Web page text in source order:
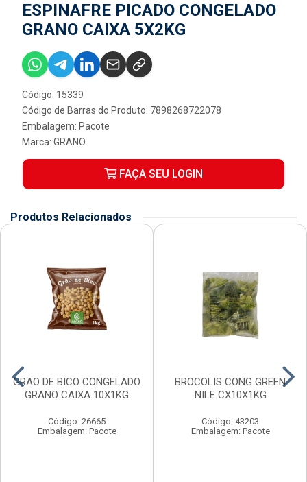
ESPINAFRE PICADO CONGELADO
GRANO CAIXA 5X2KG
Código: 15339
Código de Barras do Produto: 7898268722078
Embalagem: Pacote
Marca: GRANO
FAÇA SEU LOGIN
Produtos Relacionados
GRAO DE BICO CONGELADO
GRANO CAIXA 10X1KG
Código: 26665
Embalagem: Pacote
BROCOLIS CONG GREEN
NILE CX10X1KG
Código: 43203
Embalagem: Pacote